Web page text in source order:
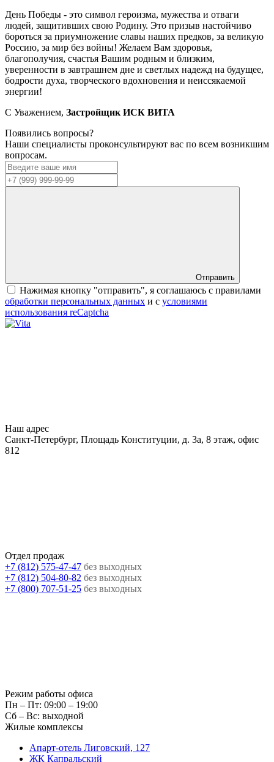
День Победы - это символ героизма, мужества и отваги
людей, защитивших свою Родину. Это призыв настойчиво
бороться за приумножение славы наших предков, за великую
Россию, за мир без войны! Желаем Вам здоровья,
благополучия, счастья Вашим родным и близким,
уверенности в завтрашнем дне и светлых надежд на будущее,
бодрости духа, творческого вдохновения и неиссякаемой
энергии!
С Уважением, Застройщик ИСК ВИТА
Появились вопросы?
Наши специалисты проконсультируют вас по всем возникшим
вопросам.
Отправить
Нажимая кнопку "отправить", я соглашаюсь с правилами
обработки персональных данных и с условиями
использования reCaptcha
Наш адрес
Санкт-Петербург, Площадь Конституции, д. 3а, 8 этаж, офис
812
Отдел продаж
+7 (812) 575-47-47 без выходных
+7 (812) 504-80-82 без выходных
+7 (800) 707-51-25 без выходных
Режим работы офиса
Пн – Пт: 09:00 – 19:00
Сб – Вс: выходной
Жилые комплексы
Апарт-отель Лиговский, 127
ЖК Капральский